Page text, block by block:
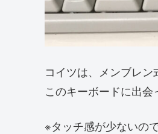
コイツは、メンブレン
このキーボードに出会
※タッチ感が少ないの